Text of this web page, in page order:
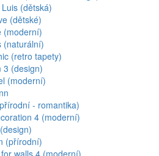
(dětská)
(dětské)
(moderní)
(naturální)
(retro tapety)
3 (design)
(moderní)
- romantika)
4 (moderní)
(přírodní)